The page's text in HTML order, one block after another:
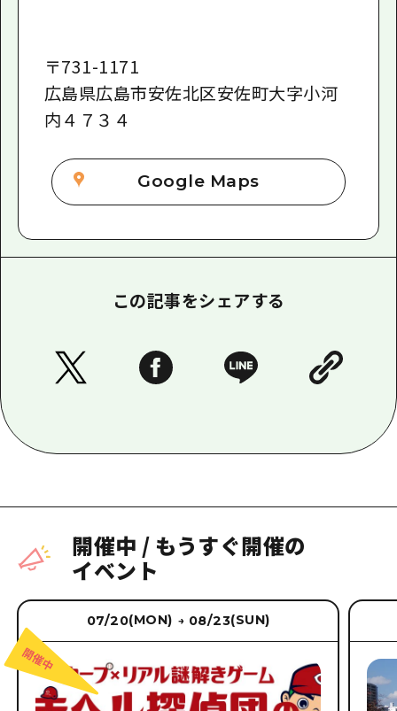
〒731-1171
広島県広島市安佐北区安佐町大字小河
内４７３４
Google Maps
この記事をシェアする
開催中 / もうすぐ開催の
イベント
07/20(MON) → 08/23(SUN)